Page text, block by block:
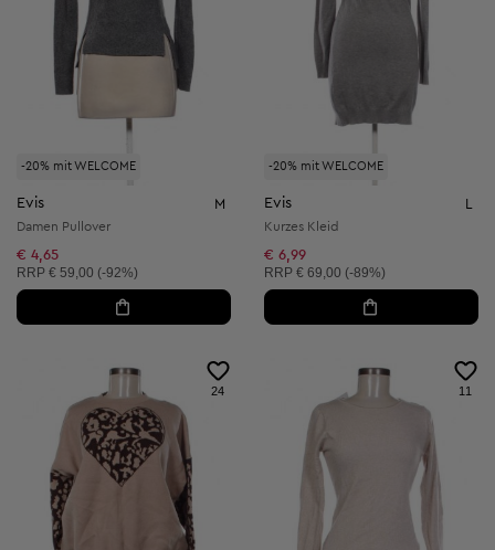
-20% mit WELCOME
Evis M
Damen Pullover
€ 4,65
Unverbindliche Preisempfehlung:
RRP € 59,00 (-92%)
-20% mit WELCOME
Evis L
Kurzes Kleid
€ 6,99
Unverbindliche Preisempfehlung:
RRP € 69,00 (-89%)
24 11